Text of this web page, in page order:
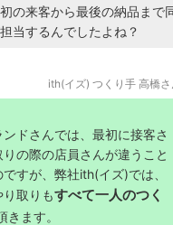
の来客から最後の納品まで
当するんでしたよね？
ith(イズ) つくり手 高橋さ
ドさんでは、最初に接客さ
の際の店員さんが違うこと
すが、弊社ith(イズ)では、
り取りもすべて一人のつく
きます。